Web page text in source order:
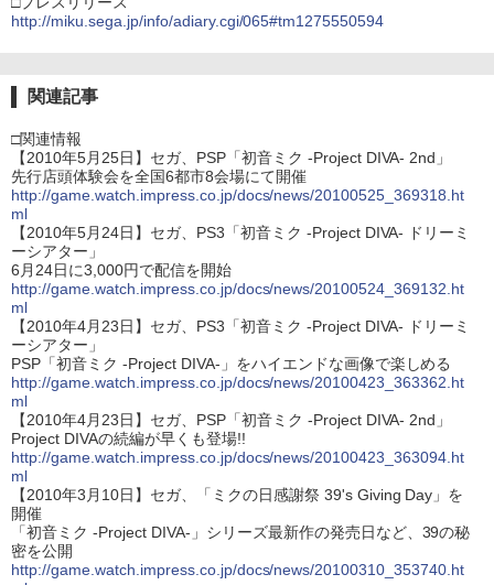
http://miku.sega.jp/info/adiary.cgi/065#tm1275550594
関連記事
□関連情報
【2010年5月25日】セガ、PSP「初音ミク -Project DIVA- 2nd」
先行店頭体験会を全国6都市8会場にて開催
http://game.watch.impress.co.jp/docs/news/20100525_369318.ht
ml
【2010年5月24日】セガ、PS3「初音ミク -Project DIVA- ドリーミ
ーシアター」
6月24日に3,000円で配信を開始
http://game.watch.impress.co.jp/docs/news/20100524_369132.ht
ml
【2010年4月23日】セガ、PS3「初音ミク -Project DIVA- ドリーミ
ーシアター」
PSP「初音ミク -Project DIVA-」をハイエンドな画像で楽しめる
http://game.watch.impress.co.jp/docs/news/20100423_363362.ht
ml
【2010年4月23日】セガ、PSP「初音ミク -Project DIVA- 2nd」
Project DIVAの続編が早くも登場!!
http://game.watch.impress.co.jp/docs/news/20100423_363094.ht
ml
【2010年3月10日】セガ、「ミクの日感謝祭 39's Giving Day」を
開催
「初音ミク -Project DIVA-」シリーズ最新作の発売日など、39の秘
密を公開
http://game.watch.impress.co.jp/docs/news/20100310_353740.ht